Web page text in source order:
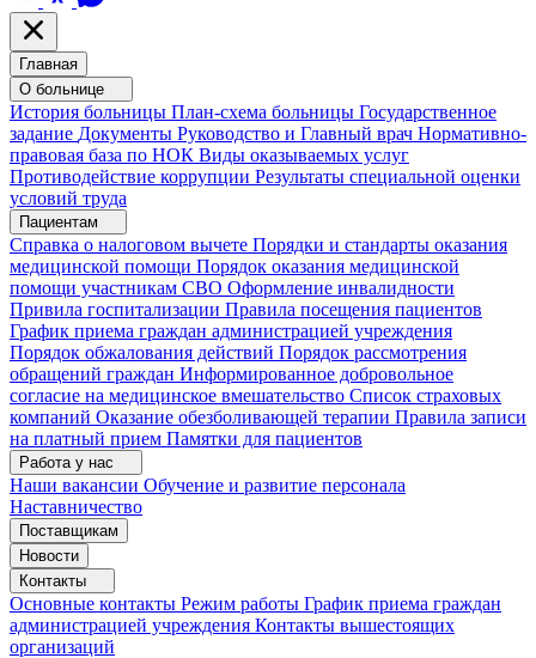
Главная
О больнице
История больницы План-схема больницы Государственное
задание Документы Руководство и Главный врач Нормативно-
правовая база по НОК Виды оказываемых услуг
Противодействие коррупции Результаты специальной оценки
условий труда
Пациентам
Справка о налоговом вычете Порядки и стандарты оказания
медицинской помощи Порядок оказания медицинской
помощи участникам СВО Оформление инвалидности
Привила госпитализации Правила посещения пациентов
График приема граждан администрацией учреждения
Порядок обжалования действий Порядок рассмотрения
обращений граждан Информированное добровольное
согласие на медицинское вмешательство Список страховых
компаний Оказание обезболивающей терапии Правила записи
на платный прием Памятки для пациентов
Работа у нас
Наши вакансии Обучение и развитие персонала
Наставничество
Поставщикам
Новости
Контакты
Основные контакты Режим работы График приема граждан
администрацией учреждения Контакты вышестоящих
организаций